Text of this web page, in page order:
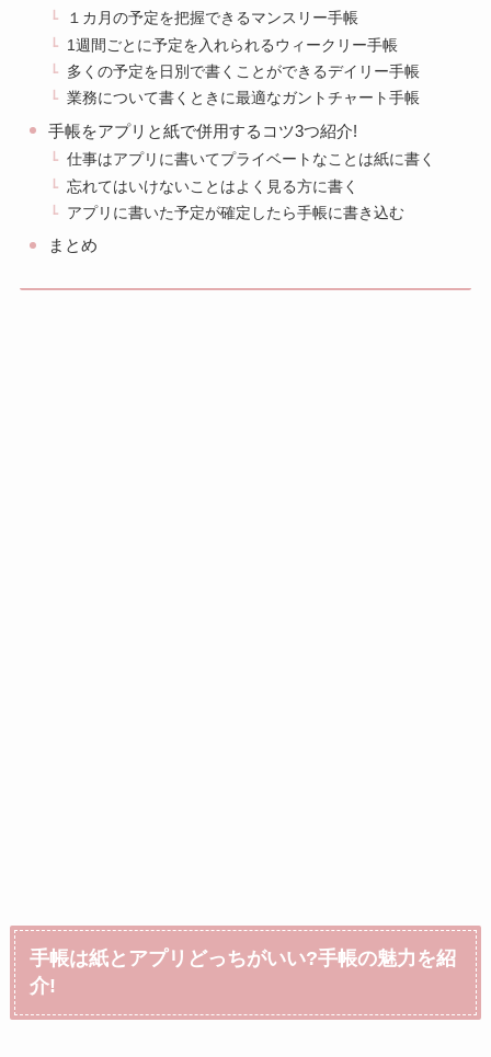
１カ月の予定を把握できるマンスリー手帳
1週間ごとに予定を入れられるウィークリー手帳
多くの予定を日別で書くことができるデイリー手帳
業務について書くときに最適なガントチャート手帳
手帳をアプリと紙で併用するコツ3つ紹介!
仕事はアプリに書いてプライベートなことは紙に書く
忘れてはいけないことはよく見る方に書く
アプリに書いた予定が確定したら手帳に書き込む
まとめ
手帳は紙とアプリどっちがいい?手帳の魅力を紹
介!